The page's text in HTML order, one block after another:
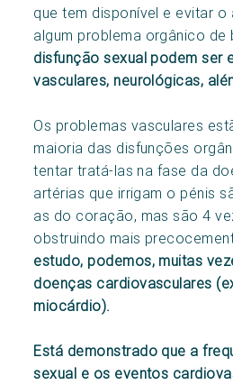
que tem disponível e evitar o
algum problema orgânico
disfunção sexual podem ser
vasculares, neurológicas,
Os problemas vasculares
maioria das disfunções
tentar tratá-las na fase da
artérias que irrigam o pénis
as do coração, mas são 4
obstruindo mais
estudo, podemos, muitas
doenças cardiovasculares
miocárdio).
Está demonstrado que a
sexual e os eventos